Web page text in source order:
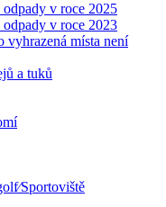
v roce 2025
v roce 2023
vyhrazená místa není
a tuků